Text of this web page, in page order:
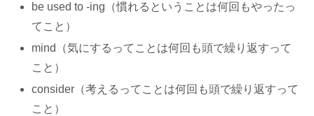
be used to -ing（慣れるということは何回もやったっ
てこと）
mind（気にするってことは何回も頭で繰り返すって
こと）
consider（考えるってことは何回も頭で繰り返すって
こと）